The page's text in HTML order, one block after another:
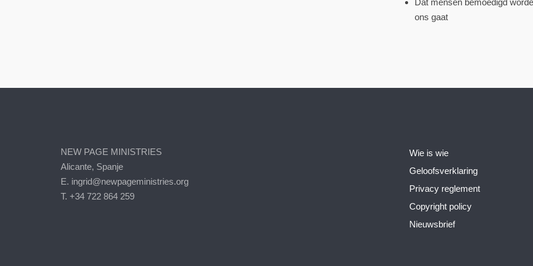
Dat mensen bemoedigd
ons gaat
NEW PAGE MINISTRIES
Alicante, Spanje
E. ingrid@newpageministries.org
T. +34 722 864 259
Wie is wie
Geloofsverklaring
Privacy reglement
Copyright policy
Nieuwsbrief